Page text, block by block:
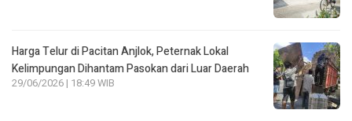
Harga Telur di Pacitan Anjlok, Peternak Lokal
Kelimpungan Dihantam Pasokan dari Luar Daerah
29/06/2026 | 18:49 WIB